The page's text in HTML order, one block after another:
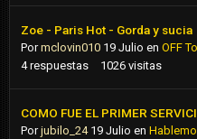
Zoe - Paris Hot - Gorda y sucia
Pormclovin010 19 Julio en OFF
4 respuestas 1026 visitas
COMO FUE EL PRIMER
Porjubilo_24 19 Julio en